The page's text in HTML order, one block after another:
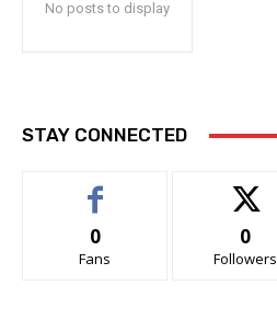
No posts to display
STAY CONNECTED
0
Fans
0
Followers